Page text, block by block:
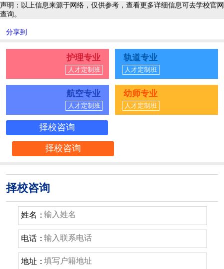
声明：以上信息来源于网络，仅供参考，查看更多详细信息可去学校官网
查询。
分享到
护理专业
人才定制班
轨道专业
人才定制班
航空专业
人才定制班
幼师专业
人才定制班
择校咨询
择校咨询
择校咨询
姓名：
电话：
地址：